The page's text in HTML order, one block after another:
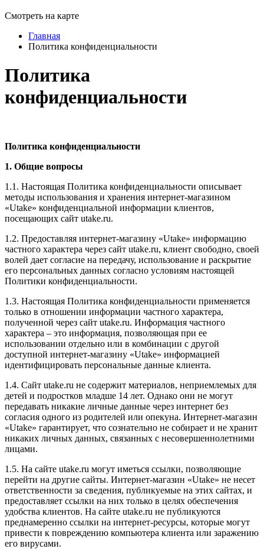
Смотреть на карте
Главная
Политика конфиденциальности
Политика
конфиденциальности
Политика конфиденциальности
1. Общие вопросы
1.1. Настоящая Политика конфиденциальности описывает
методы использования и хранения интернет-магазином
«Utake» конфиденциальной информации клиентов,
посещающих сайт utake.ru.
1.2. Предоставляя интернет-магазину «Utake» информацию
частного характера через сайт utake.ru, клиент свободно, своей
волей дает согласие на передачу, использование и раскрытие
его персональных данных согласно условиям настоящей
Политики конфиденциальности.
1.3. Настоящая Политика конфиденциальности применяется
только в отношении информации частного характера,
полученной через сайт utake.ru. Информация частного
характера – это информация, позволяющая при ее
использовании отдельно или в комбинации с другой
доступной интернет-магазину «Utake» информацией
идентифицировать персональные данные клиента.
1.4. Сайт utake.ru не содержит материалов, неприемлемых для
детей и подростков младше 14 лет. Однако они не могут
передавать никакие личные данные через интернет без
согласия одного из родителей или опекуна. Интернет-магазин
«Utake» гарантирует, что сознательно не собирает и не хранит
никаких личных данных, связанных с несовершеннолетними
лицами.
1.5. На сайте utake.ru могут иметься ссылки, позволяющие
перейти на другие сайты. Интернет-магазин «Utake» не несет
ответственности за сведения, публикуемые на этих сайтах, и
предоставляет ссылки на них только в целях обеспечения
удобства клиентов. На сайте utake.ru не публикуются
преднамеренно ссылки на интернет-ресурсы, которые могут
привести к повреждению компьютера клиента или заражению
его вирусами.